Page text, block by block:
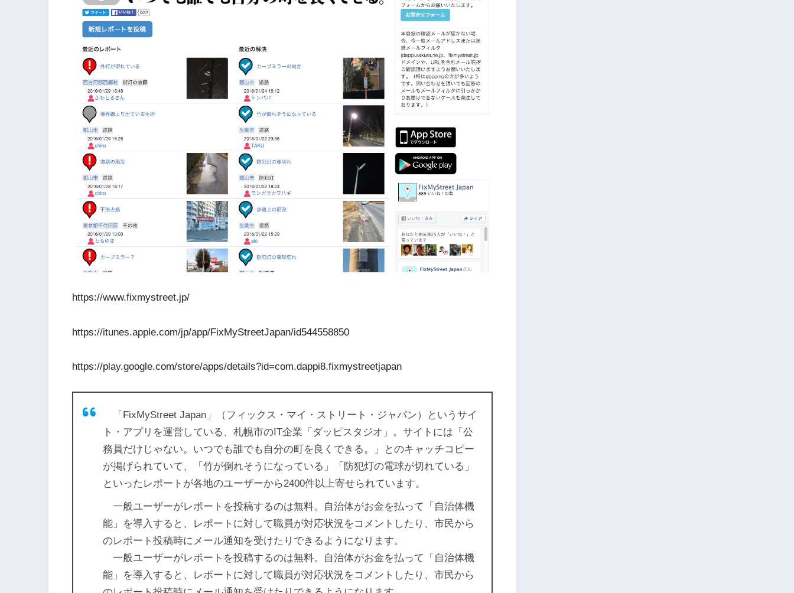
https://www.fixmystreet.jp/
https://itunes.apple.com/jp/app/FixMyStreetJapan/id544558850
https://play.google.com/store/apps/details?id=com.dappi8.fixmystreetjapan
「FixMyStreet Japan」（フィックス・マイ・ストリート・ジャパン）というサイ
ト・アプリを運営している、札幌市のIT企業「ダッピスタジオ」。サイトには「公
務員だけじゃない。いつでも誰でも自分の町を良くできる。」とのキャッチコピー
が掲げられていて、「竹が倒れそうになっている」「防犯灯の電球が切れている」
といったレポートが各地のユーザーから2400件以上寄せられています。
一般ユーザーがレポートを投稿するのは無料。自治体がお金を払って「自治体機
能」を導入すると、レポートに対して職員が対応状況をコメントしたり、市民から
のレポート投稿時にメール通知を受けたりできるようになります。
一般ユーザーがレポートを投稿するのは無料。自治体がお金を払って「自治体機
能」を導入すると、レポートに対して職員が対応状況をコメントしたり、市民から